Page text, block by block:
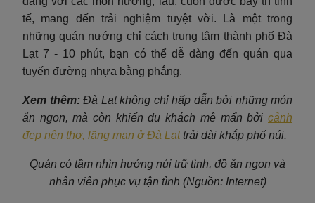
tế, mang đến trải nghiệm tuyệt vời. Là một trong
những quán nướng chỉ cách trung tâm thành phố Đà
Lạt 7 - 10 phút, bạn có thể dễ dàng đến quán qua
tuyến đường nhựa bằng phẳng.
Xem thêm:Đà Lạt không chỉ hấp dẫn bởi những món
ăn ngon, mà còn khiến du khách mê mẩn bởi cảnh
đẹp nên thơ, lãng mạn ở Đà Lạttrải dài khắp phố núi.
Quán có tầm nhìn hướng núi trữ tình, đồ ăn ngon và
nhân viên phục vụ tận tình (Nguồn: Internet)